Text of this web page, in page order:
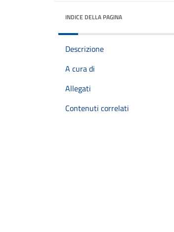
INDICE DELLA PAGINA
Descrizione
A cura di
Allegati
Contenuti correlati